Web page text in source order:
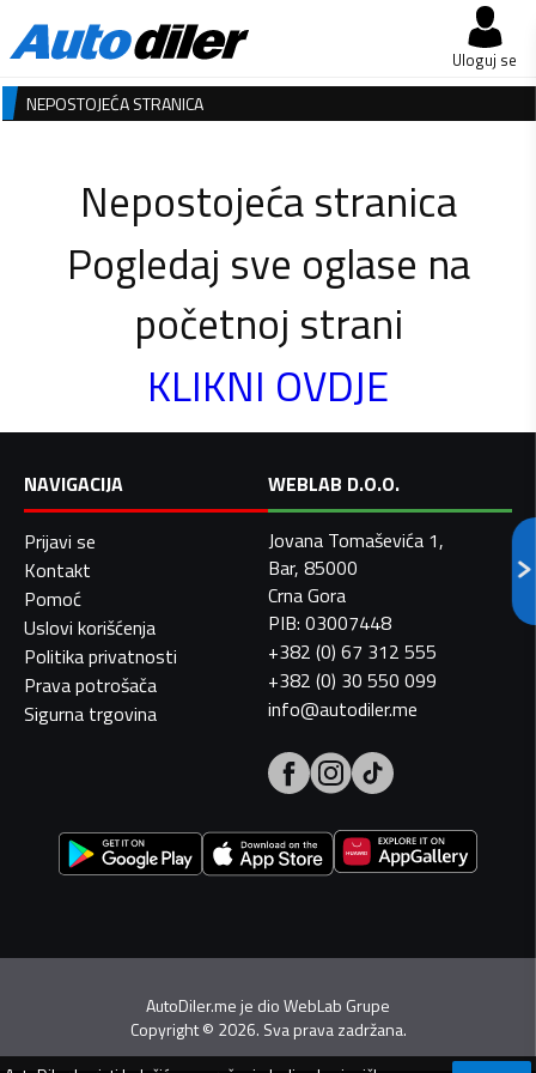
Uloguj se
NEPOSTOJEĆA STRANICA
Nepostojeća stranica
Pogledaj sve oglase na
početnoj strani
KLIKNI OVDJE
NAVIGACIJA
Prijavi se
Kontakt
Pomoć
Uslovi korišćenja
Politika privatnosti
Prava potrošača
Sigurna trgovina
WEBLAB D.O.O.
Jovana Tomaševića 1,
Bar, 85000
Crna Gora
PIB: 03007448
+382 (0) 67 312 555
+382 (0) 30 550 099
info@autodiler.me
AutoDiler.me je dioWebLab Grupe
Copyright© 2026. Sva prava zadržana.